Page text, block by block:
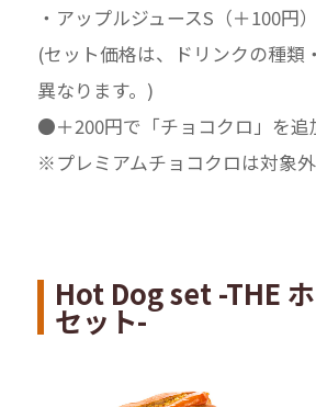
・アップルジュースS（＋100円）
(セット価格は、ドリンクの種類
異なります。)
●＋200円で「チョコクロ」を追
※プレミアムチョコクロは対象
Hot Dog set -THE
セット-